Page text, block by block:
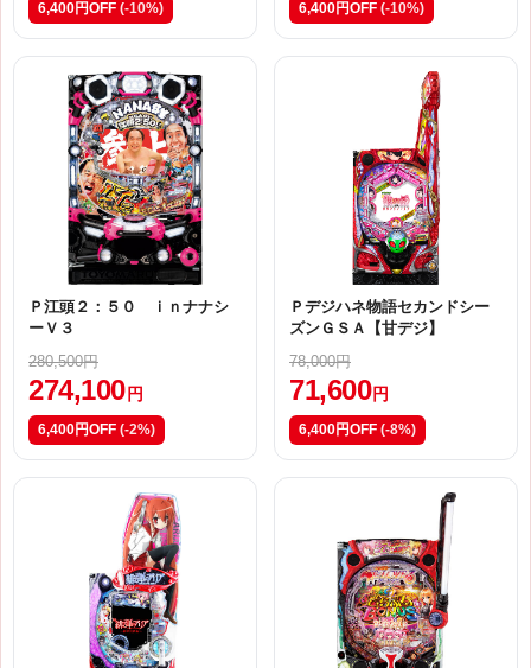
6,400円OFF (-10%) 6,400円OFF (-10%)
Ｐ江頭２：５０ ｉｎナナシ
ーＶ３
280,500円
274,100 円
6,400円OFF (-2%)
Ｐデジハネ物語セカンドシー
ズンＧＳＡ【甘デジ】
78,000円
71,600 円
6,400円OFF (-8%)